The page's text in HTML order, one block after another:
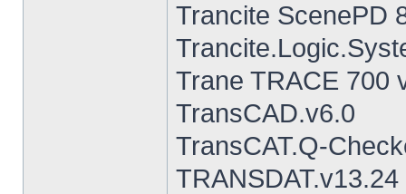
Trancite ScenePD
Trane TRACE 700
TransCAD.v6.0
TransCAT.Q-
TRANSDAT.v13.24